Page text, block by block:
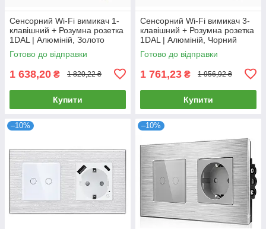
Сенсорний Wi-Fi вимикач 1-
клавішний + Розумна розетка
1DAL | Алюміній, Золото
(A157-GSW1G.WF-ST.WF.GD)
Готово до відправки
1 638,20 ₴ 1 820,22 ₴
Купити
Сенсорний Wi-Fi вимикач 3-
клавішний + Розумна розетка
1DAL | Алюміній, Чорний
(A157-GSW3G.WF-ST.WF.BL)
Готово до відправки
1 761,23 ₴ 1 956,92 ₴
Купити
–10% –10%